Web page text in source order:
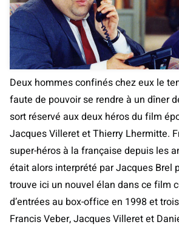
Deux hommes confinés chez eux le
faute de pouvoir se rendre à un dîner
sort réservé aux deux héros du film
Jacques Villeret et Thierry Lhermitte.
super-héros à la française depuis les
était alors interprété par Jacques Brel
trouve ici un nouvel élan dans ce film
d’entrées au box-office en 1998 et
Francis Veber, Jacques Villeret et